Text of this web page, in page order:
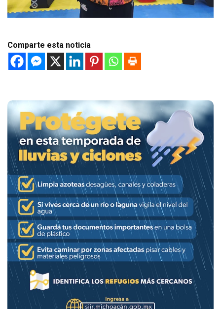
Comparte esta noticia